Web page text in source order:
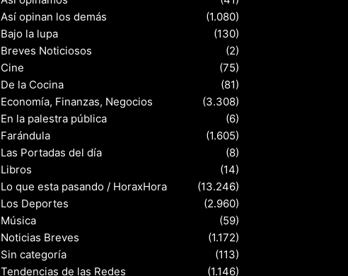
Así opinan los demás
(1.080)
Bajo la lupa
(130)
Breves Noticiosos
(2)
Cine
(75)
De la Cocina
(81)
Economía, Finanzas, Negocios
(3.308)
En la palestra pública
(6)
Farándula
(1.605)
Las Portadas del día
(8)
Libros
(14)
Lo que esta pasando / HoraxHora
(13.246)
Los Deportes
(2.960)
Música
(59)
Noticias Breves
(1.172)
Sin categoría
(113)
Tendencias de las Redes
(1.146)